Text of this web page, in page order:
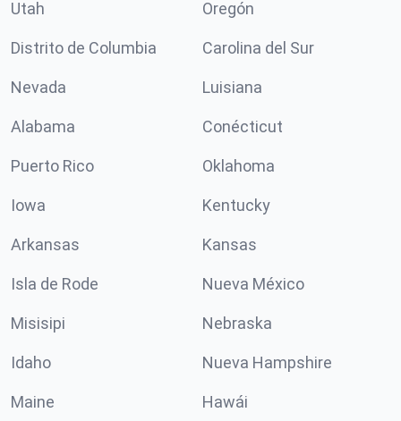
Utah Oregón
Distrito de Columbia Carolina del Sur
Nevada Luisiana
Alabama Conécticut
Puerto Rico Oklahoma
Iowa Kentucky
Arkansas Kansas
Isla de Rode Nueva México
Misisipi Nebraska
Idaho Nueva Hampshire
Maine Hawái